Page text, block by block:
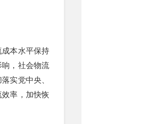
本水平保持
，社会物流
实党中央、
率，加快恢